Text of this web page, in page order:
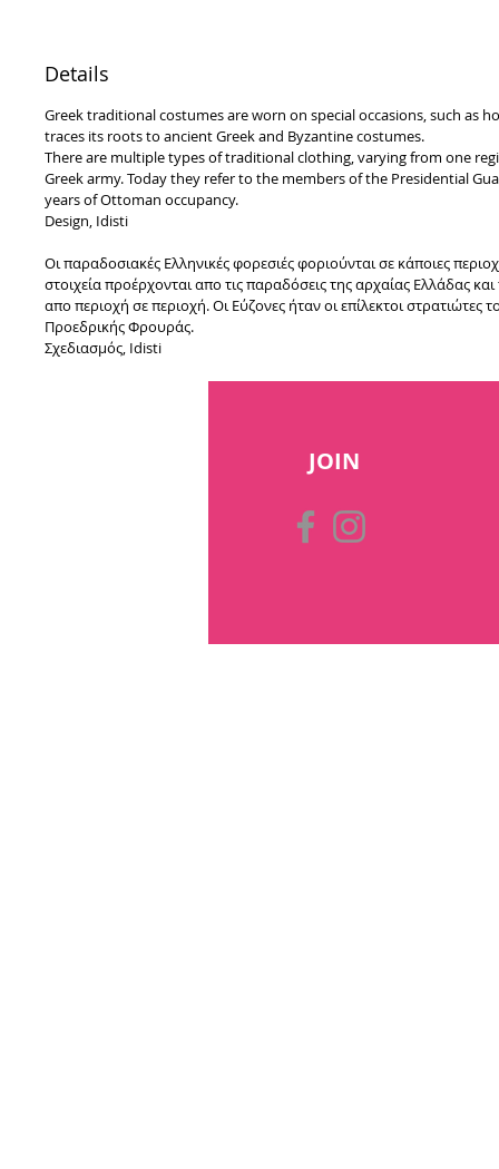
Details
Greek traditional costumes are worn on special occasions, such as
traces its roots to ancient Greek and Byzantine costumes.
There are multiple types of traditional clothing, varying from one
Greek army. Today they refer to the members of the Presidential
years of Ottoman occupancy.
Design, Idisti
Οι παραδοσιακές Ελληνικές φορεσιές φοριούνται σε κάποιες
στοιχεία προέρχονται απο τις παραδόσεις της αρχαίας Ελλάδας
απο περιοχή σε περιοχή. Οι Εύζονες ήταν οι επίλεκτοι
Προεδρικής Φρουράς.
Σχεδιασμός, Idisti
JOIN